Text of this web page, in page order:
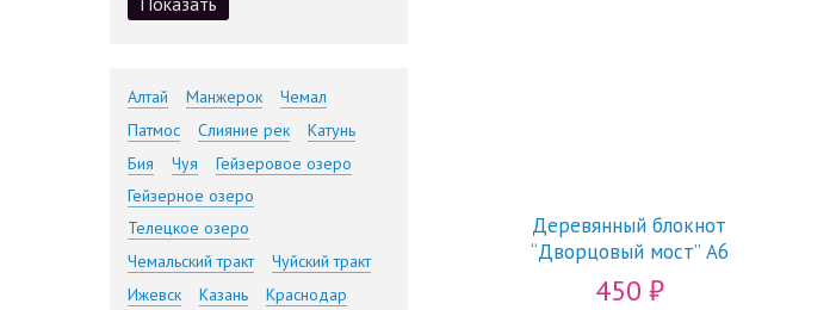
Алтай Манжерок
Чемал
Патмос
Слияние рек
Катунь
Бия
Чуя
Гейзеровое озеро
Гейзерное озеро
Телецкое озеро
Чемальский тракт
Чуйский тракт
Ижевск
Казань
Краснодар
Деревянный блокнот
“Дворцовый мост” А6
450 ₽